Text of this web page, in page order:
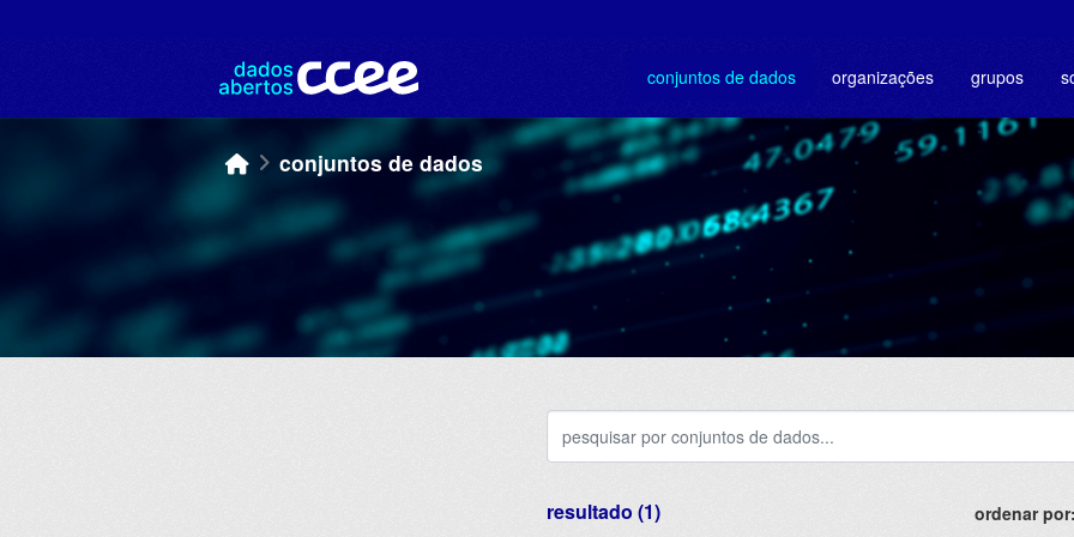
conjuntos de dados organizações grupos
conjuntos de dados
ordenar por
resultado (1)